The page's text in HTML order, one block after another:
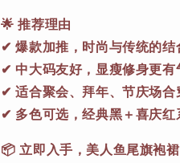
🌟推荐理由
✔ 爆款加推，时尚与传统的结
✔ 中大码友好，显瘦修身更有
✔ 适合聚会、拜年、节庆场合
✔ 多色可选，经典黑＋喜庆红
📦 立即入手，美人鱼尾旗袍